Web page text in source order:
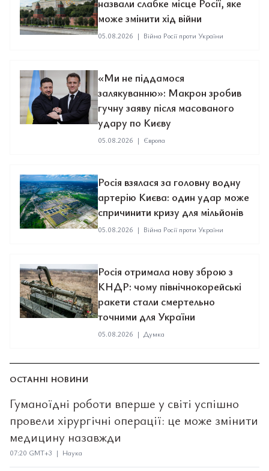
назвали слабке місце Росії, яке
може змінити хід війни
05.08.2026 | Війна Росії проти України
«Ми не піддамося
залякуванню»: Макрон зробив
гучну заяву після масованого
удару по Києву
05.08.2026 | Європа
Росія взялася за головну водну
артерію Києва: один удар може
спричинити кризу для мільйонів
05.08.2026 | Війна Росії проти України
Росія отримала нову зброю з
КНДР: чому північнокорейські
ракети стали смертельно
точними для України
05.08.2026 | Думка
ОСТАННІ НОВИНИ
Гуманоїдні роботи вперше у світі успішно
провели хірургічні операції: це може змінити
медицину назавжди
07:20 GMT+3 | Наука